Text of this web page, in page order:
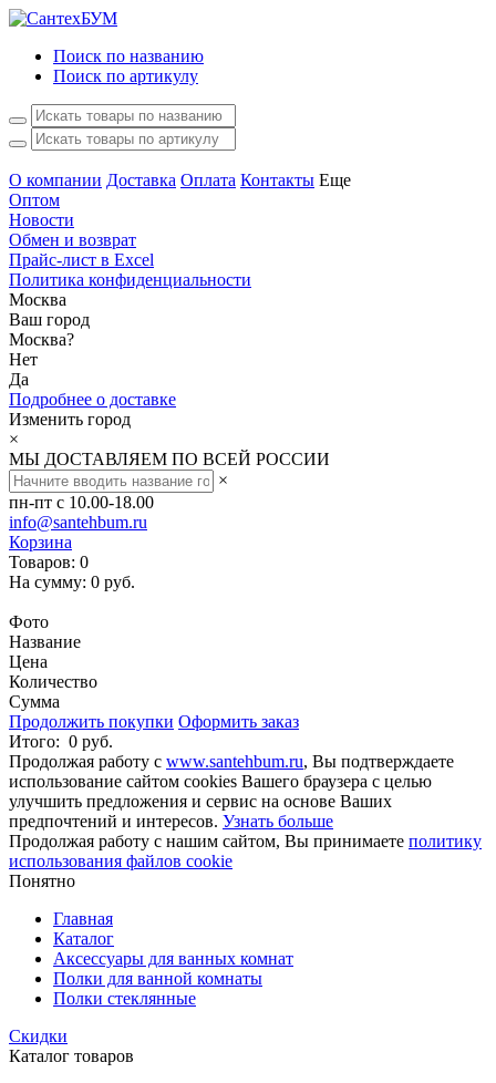
Поиск по названию
Поиск по артикулу
О компании Доставка Оплата Контакты Еще
Оптом
Новости
Обмен и возврат
Прайс-лист в Excel
Политика конфиденциальности
Москва
Ваш город
Москва?
Нет
Да
Подробнее о доставке
Изменить город
×
МЫ ДОСТАВЛЯЕМ ПО ВСЕЙ РОССИИ
×
пн-пт с 10.00-18.00
info@santehbum.ru
Корзина
Товаров: 0
На сумму: 0 руб.
Фото
Название
Цена
Количество
Сумма
Продолжить покупки Оформить заказ
Итого: 0 руб.
Продолжая работу с www.santehbum.ru, Вы подтверждаете
использование сайтом cookies Вашего браузера с целью
улучшить предложения и сервис на основе Ваших
предпочтений и интересов. Узнать больше
Продолжая работу с нашим сайтом, Вы принимаете политику
использования файлов cookie
Понятно
Главная
Каталог
Аксессуары для ванных комнат
Полки для ванной комнаты
Полки стеклянные
Скидки
Каталог товаров